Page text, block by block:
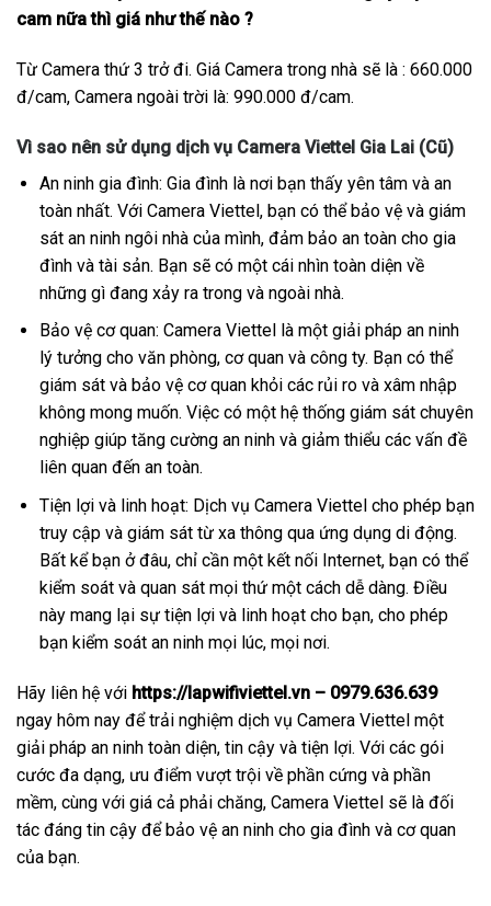
cam nữa thì giá như thế nào ?
Từ Camera thứ 3 trở đi. Giá Camera trong nhà sẽ là : 660.000
đ/cam, Camera ngoài trời là: 990.000 đ/cam.
Vì sao nên sử dụng dịch vụ Camera Viettel Gia Lai (Cũ)
An ninh gia đình: Gia đình là nơi bạn thấy yên tâm và an
toàn nhất. Với Camera Viettel, bạn có thể bảo vệ và giám
sát an ninh ngôi nhà của mình, đảm bảo an toàn cho gia
đình và tài sản. Bạn sẽ có một cái nhìn toàn diện về
những gì đang xảy ra trong và ngoài nhà.
Bảo vệ cơ quan: Camera Viettel là một giải pháp an ninh
lý tưởng cho văn phòng, cơ quan và công ty. Bạn có thể
giám sát và bảo vệ cơ quan khỏi các rủi ro và xâm nhập
không mong muốn. Việc có một hệ thống giám sát chuyên
nghiệp giúp tăng cường an ninh và giảm thiểu các vấn đề
liên quan đến an toàn.
Tiện lợi và linh hoạt: Dịch vụ Camera Viettel cho phép bạn
truy cập và giám sát từ xa thông qua ứng dụng di động.
Bất kể bạn ở đâu, chỉ cần một kết nối Internet, bạn có thể
kiểm soát và quan sát mọi thứ một cách dễ dàng. Điều
này mang lại sự tiện lợi và linh hoạt cho bạn, cho phép
bạn kiểm soát an ninh mọi lúc, mọi nơi.
Hãy liên hệ với https://lapwifiviettel.vn – 0979.636.639
ngay hôm nay để trải nghiệm dịch vụ Camera Viettel một
giải pháp an ninh toàn diện, tin cậy và tiện lợi. Với các gói
cước đa dạng, ưu điểm vượt trội về phần cứng và phần
mềm, cùng với giá cả phải chăng, Camera Viettel sẽ là đối
tác đáng tin cậy để bảo vệ an ninh cho gia đình và cơ quan
của bạn.